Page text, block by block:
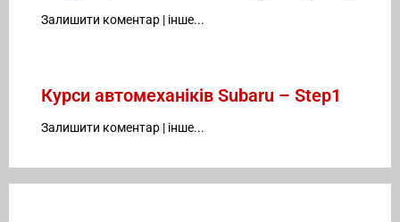
Залишити коментар | інше...
Курси автомеханіків Subaru – Step1
Залишити коментар | інше...